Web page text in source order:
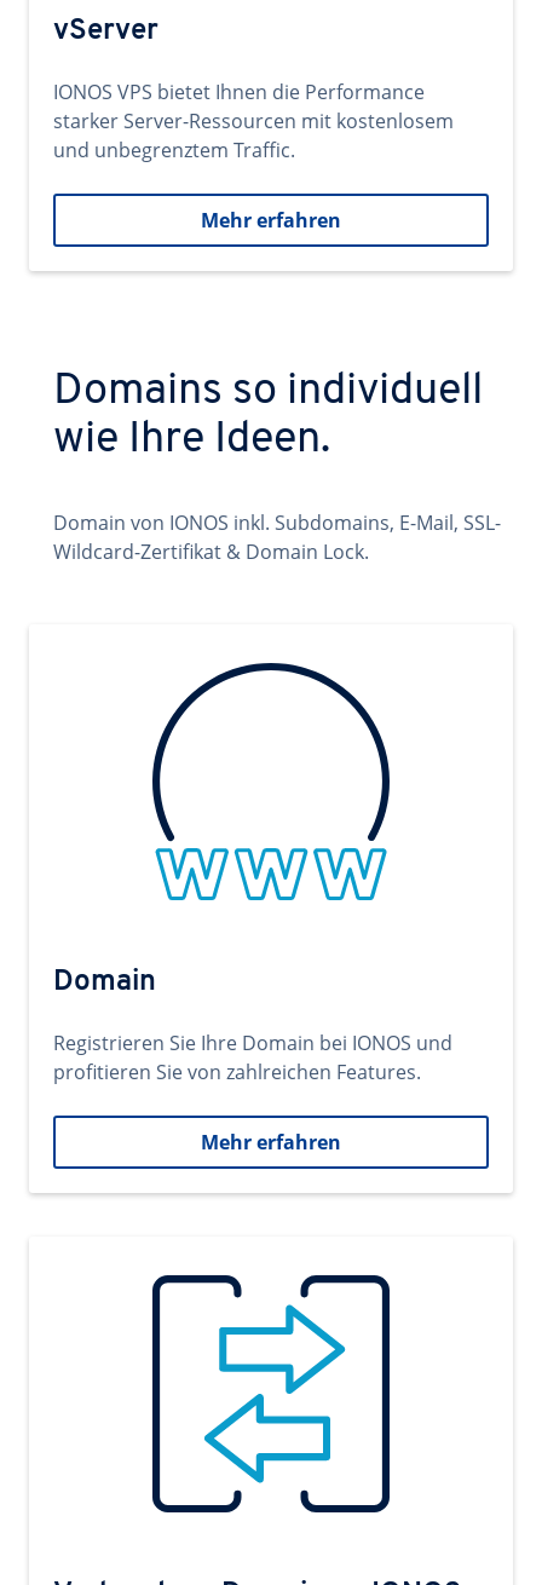
vServer
IONOS VPS bietet Ihnen die Performance
starker Server-Ressourcen mit kostenlosem
und unbegrenztem Traffic.
Mehr erfahren
Domains so individuell
wie Ihre Ideen.
Domain von IONOS inkl. Subdomains, E-Mail, SSL-
Wildcard-Zertifikat & Domain Lock.
Domain
Registrieren Sie Ihre Domain bei IONOS und
profitieren Sie von zahlreichen Features.
Mehr erfahren